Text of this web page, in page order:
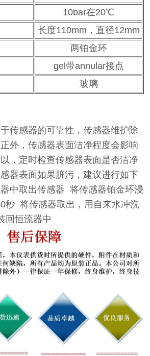
10bar在20℃
长度110mm，直径12mm
两铂金环
gel带annular接点
玻璃
传感器的可靠性，传感器维护除
外，传感器表面洁净程度会影响
，定时检查传感器表面是否洁净
器表面如果脏污，建议进行如下
中取出传感器 将传感器铂金环浸
秒 将传感器取出，用自来水冲洗
回恒流器中